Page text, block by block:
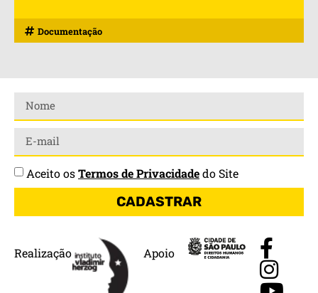
Documentação
Realização Apoio
Aceito osTermos de Privacidadedo Site
CADASTRAR